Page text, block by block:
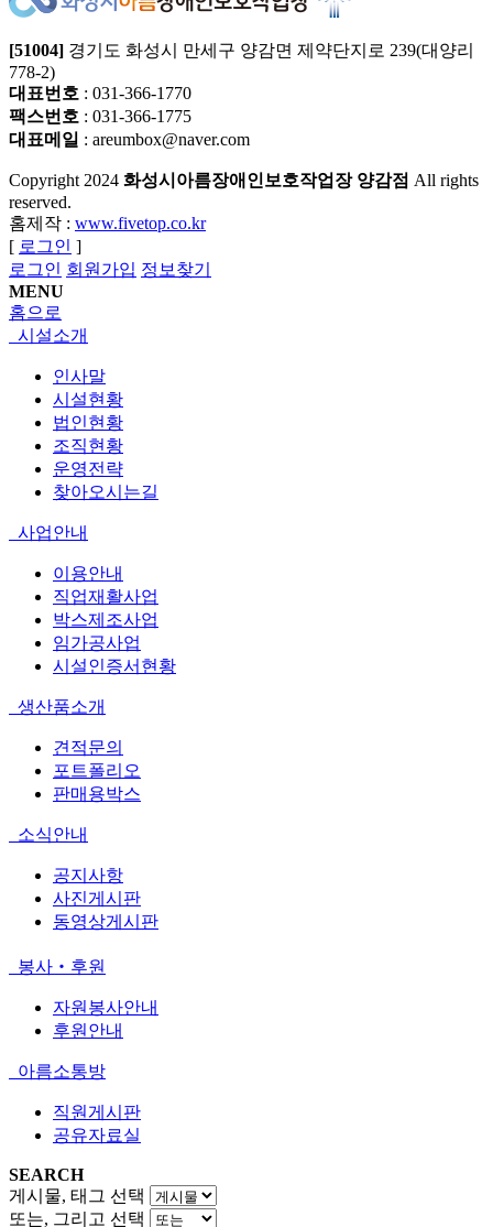
[51004] 경기도 화성시 만세구 양감면 제약단지로 239(대양리
778-2)
대표번호 : 031-366-1770
팩스번호 : 031-366-1775
대표메일 : areumbox@naver.com
Copyright 2024 화성시아름장애인보호작업장 양감점 All rights
reserved.
홈제작 : www.fivetop.co.kr
[ 로그인 ]
로그인 회원가입 정보찾기
MENU
홈으로
시설소개
인사말
시설현황
법인현황
조직현황
운영전략
찾아오시는길
사업안내
이용안내
직업재활사업
박스제조사업
임가공사업
시설인증서현황
생산품소개
견적문의
포트폴리오
판매용박스
소식안내
공지사항
사진게시판
동영상게시판
봉사‧후원
자원봉사안내
후원안내
아름소통방
직원게시판
공유자료실
SEARCH
게시물, 태그 선택
또는, 그리고 선택